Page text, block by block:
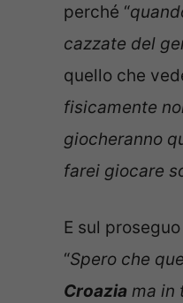
perché “
cazzate del
quello che
fisicamente
giocheranno
farei giocare
E sul
“Spero che
Croazia ma in